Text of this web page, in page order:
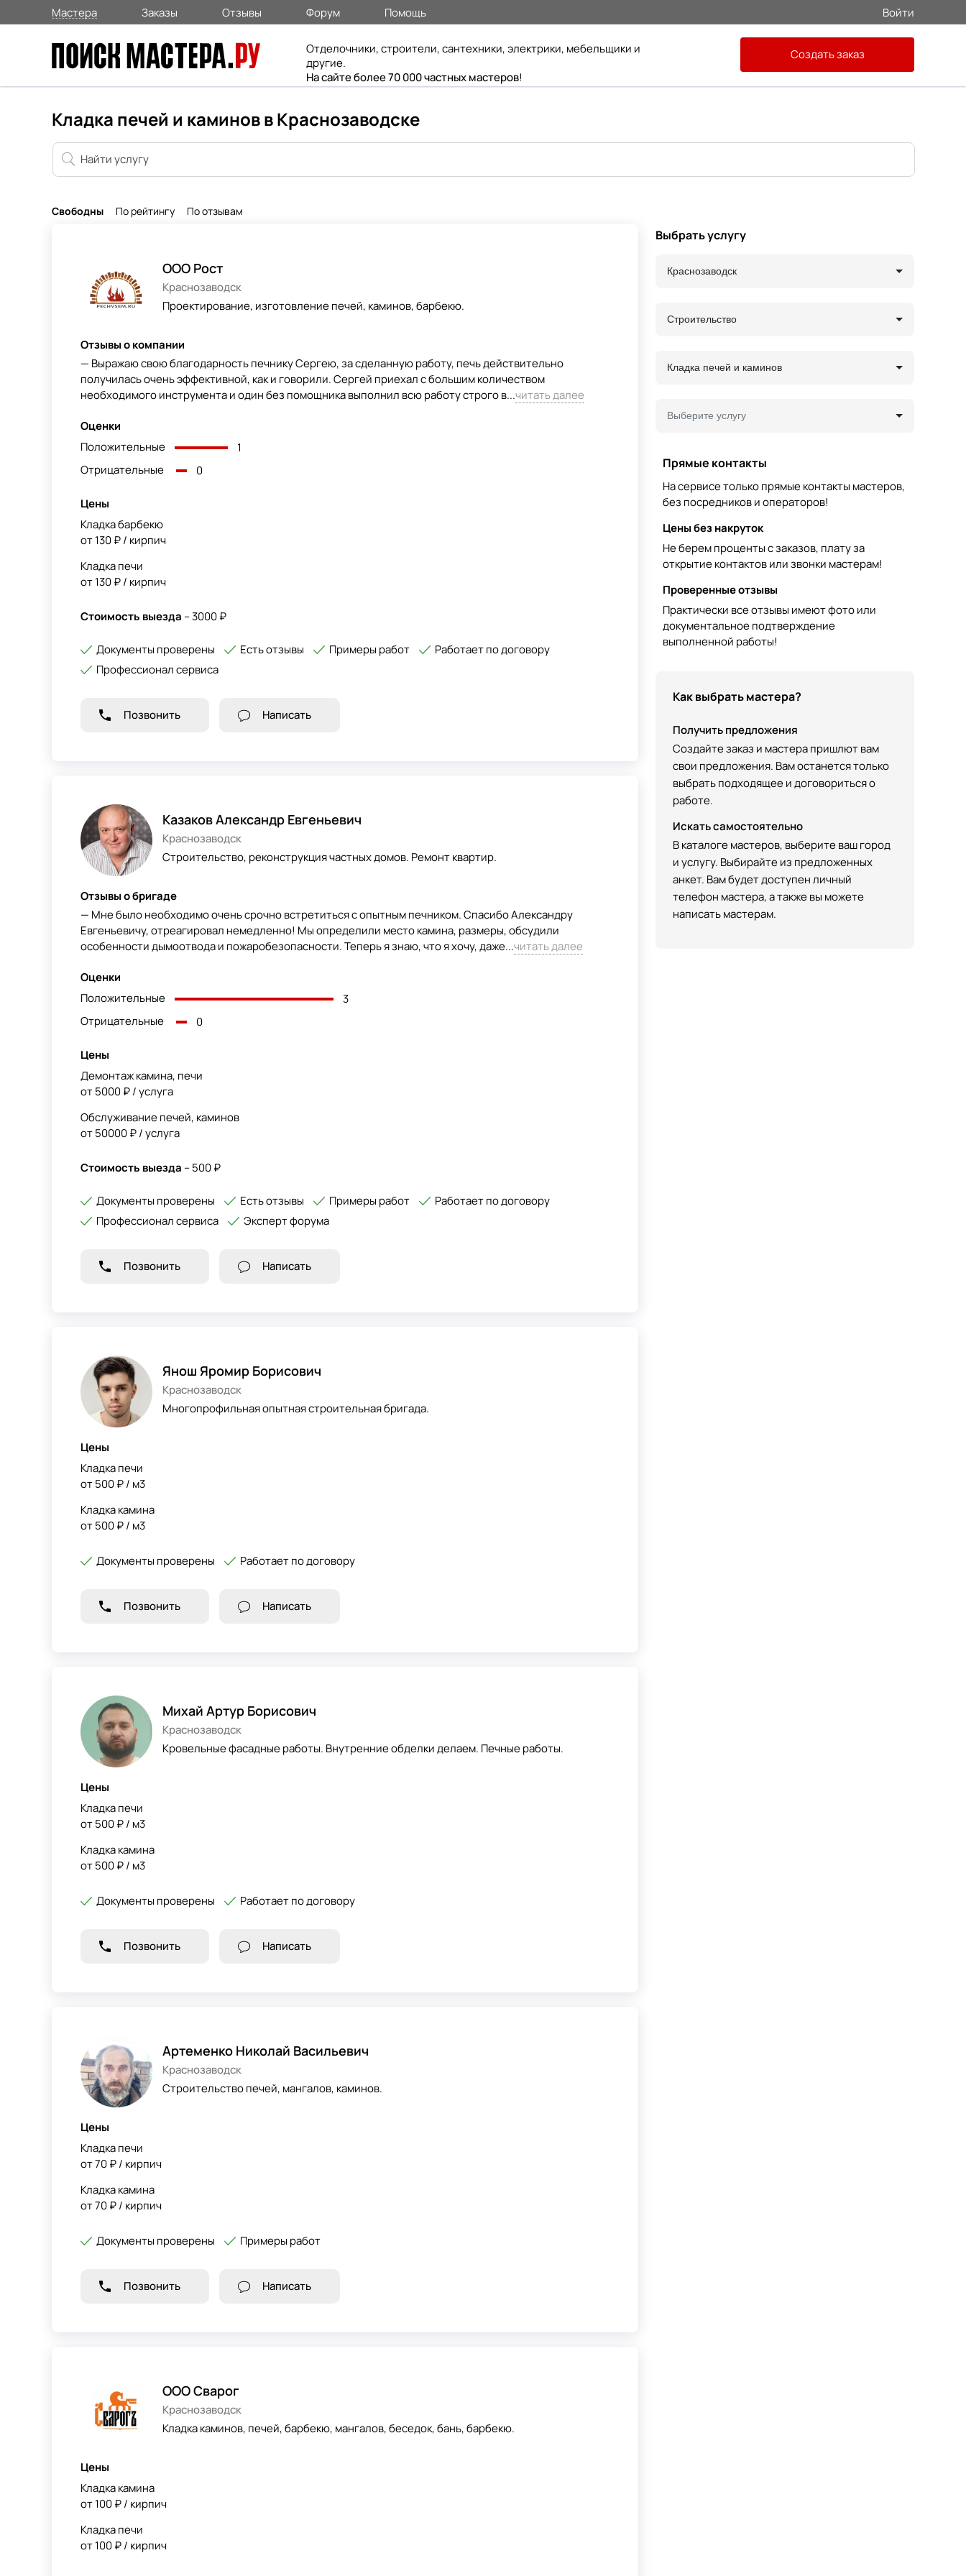
Мастера Заказы Отзывы Форум Помощь Войти
Отделочники, строители, сантехники, электрики, мебельщики и
другие.
На сайте более 70 000 частных мастеров!
Создать заказ
Кладка печей и каминов в Краснозаводске
Свободны По рейтингу По отзывам
ООО Рост
Краснозаводск
Проектирование, изготовление печей, каминов, барбекю.
Отзывы о компании
— Выражаю свою благодарность печнику Сергею, за сделанную работу, печь действительно
получилась очень эффективной, как и говорили. Сергей приехал с большим количеством
необходимого инструмента и один без помощника выполнил всю работу строго в...читать далее
Оценки
Положительные
1
Отрицательные
0
Цены
Кладка барбекю
от 130 ₽ / кирпич
Кладка печи
от 130 ₽ / кирпич
Стоимость выезда – 3000 ₽
Документы проверены Есть отзывы Примеры работ
Работает по договору
Профессионал сервиса
Позвонить Написать
Казаков Александр Евгеньевич
Краснозаводск
Строительство, реконструкция частных домов. Ремонт квартир.
Отзывы о бригаде
— Мне было необходимо очень срочно встретиться с опытным печником. Спасибо Александру
Евгеньевичу, отреагировал немедленно! Мы определили место камина, размеры, обсудили
особенности дымоотвода и пожаробезопасности. Теперь я знаю, что я хочу, даже...читать далее
Оценки
Положительные
3
Отрицательные
0
Цены
Демонтаж камина, печи
от 5000 ₽ / услуга
Обслуживание печей, каминов
от 50000 ₽ / услуга
Стоимость выезда – 500 ₽
Документы проверены Есть отзывы Примеры работ
Работает по договору
Профессионал сервиса
Эксперт форума
Позвонить Написать
Янош Яромир Борисович
Краснозаводск
Многопрофильная опытная строительная бригада.
Цены
Кладка печи
от 500 ₽ / м3
Кладка камина
от 500 ₽ / м3
Документы проверены Работает по договору
Позвонить Написать
Михай Артур Борисович
Краснозаводск
Кровельные фасадные работы. Внутренние обделки делаем. Печные работы.
Цены
Кладка печи
от 500 ₽ / м3
Кладка камина
от 500 ₽ / м3
Документы проверены Работает по договору
Позвонить Написать
Артеменко Николай Васильевич
Краснозаводск
Строительство печей, мангалов, каминов.
Цены
Кладка печи
от 70 ₽ / кирпич
Кладка камина
от 70 ₽ / кирпич
Документы проверены Примеры работ
Позвонить Написать
ООО Сварог
Краснозаводск
Кладка каминов, печей, барбекю, мангалов, беседок, бань, барбекю.
Цены
Кладка камина
от 100 ₽ / кирпич
Кладка печи
от 100 ₽ / кирпич
Выбрать услугу
Краснозаводск
Строительство
Кладка печей и каминов
Выберите услугу
Прямые контакты
На сервисе только прямые контакты мастеров,
без посредников и операторов!
Цены без накруток
Не берем проценты с заказов, плату за
открытие контактов или звонки мастерам!
Проверенные отзывы
Практически все отзывы имеют фото или
документальное подтверждение
выполненной работы!
Как выбрать мастера?
Получить предложения
Создайте заказ и мастера пришлют вам
свои предложения. Вам останется только
выбрать подходящее и договориться о
работе.
Искать самостоятельно
В каталоге мастеров, выберите ваш город
и услугу. Выбирайте из предложенных
анкет. Вам будет доступен личный
телефон мастера, а также вы можете
написать мастерам.